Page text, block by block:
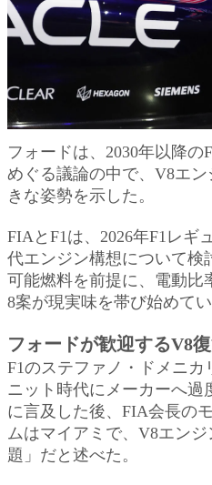
フォードは、2030年以降の
めぐる議論の中で、V8エ
きな姿勢を示した。
FIAとF1は、2026年F1レギ
代エンジン構想について検
可能燃料を前提に、電動比
8案が現実味を帯び始めてい
フォードが歓迎するV8
F1のステファノ・ドメニカ
ニット時代にメーカーへ過
に言及した後、FIA会長の
ムはマイアミで、V8エン
題」だと述べた。